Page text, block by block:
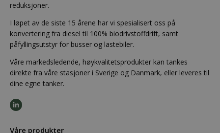
reduksjoner.
I løpet av de siste 15 årene har vi spesialisert oss på
konvertering fra diesel til 100% biodrivstoffdrift, samt
påfyllingsutstyr for busser og lastebiler.
Våre markedsledende, høykvalitetsprodukter kan tankes
direkte fra våre stasjoner i Sverige og Danmark, eller leveres til
dine egne tanker.
Våre produkter